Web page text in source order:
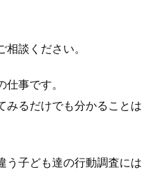
談ください。
事です。
みるだけでも分かることは
う子ども達の行動調査には